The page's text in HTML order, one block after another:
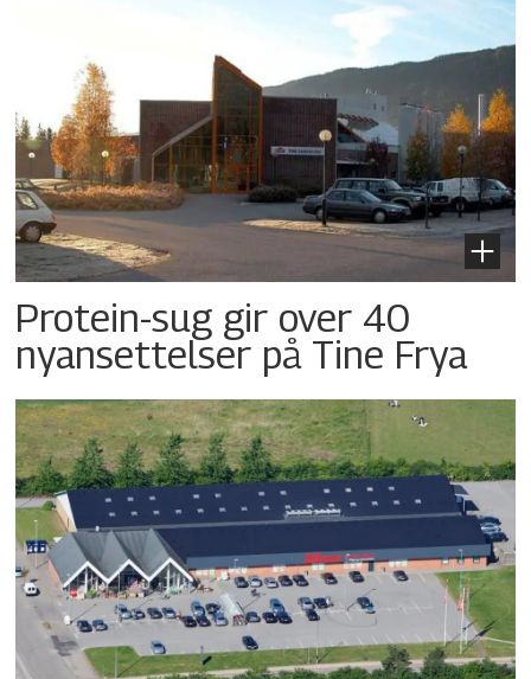
Protein-sug gir over 40
nyansettelser på Tine Frya